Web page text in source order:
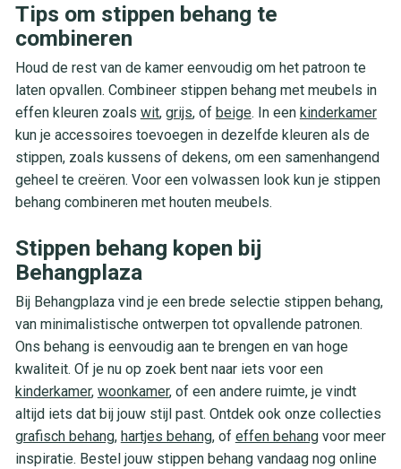
Tips om stippen behang te
combineren
Houd de rest van de kamer eenvoudig om het patroon te
laten opvallen. Combineer stippen behang met meubels in
effen kleuren zoals wit, grijs, of beige. In een kinderkamer
kun je accessoires toevoegen in dezelfde kleuren als de
stippen, zoals kussens of dekens, om een samenhangend
geheel te creëren. Voor een volwassen look kun je stippen
behang combineren met houten meubels.
Stippen behang kopen bij
Behangplaza
Bij Behangplaza vind je een brede selectie stippen behang,
van minimalistische ontwerpen tot opvallende patronen.
Ons behang is eenvoudig aan te brengen en van hoge
kwaliteit. Of je nu op zoek bent naar iets voor een
kinderkamer, woonkamer, of een andere ruimte, je vindt
altijd iets dat bij jouw stijl past. Ontdek ook onze collecties
grafisch behang, hartjes behang, of effen behangvoor meer
inspiratie. Bestel jouw stippen behang vandaag nog online